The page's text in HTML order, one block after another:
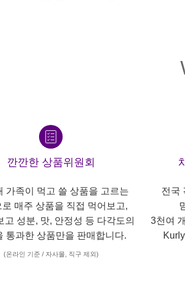
깐깐한 상품위원회
가족이 먹고 쓸 상품을 고르는
로 매주 상품을 직접 먹어보고,
고 성분, 맛, 안정성 등 다각도의
통과한 상품만을 판매합니다.
(온라인 기준 / 자사몰, 직구 제외)
전국
3천여